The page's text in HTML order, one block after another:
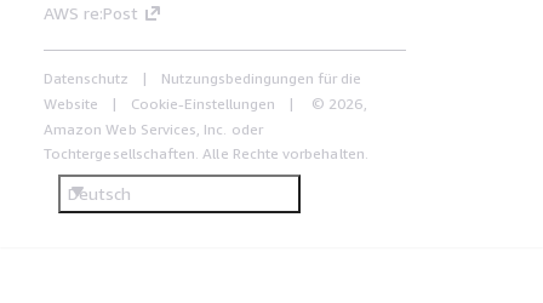
AWS re:Post
Datenschutz
Nutzungsbedingungen für die
Website
Cookie-Einstellungen
© 2026,
Amazon Web Services, Inc. oder
Tochtergesellschaften. Alle Rechte vorbehalten.
Deutsch